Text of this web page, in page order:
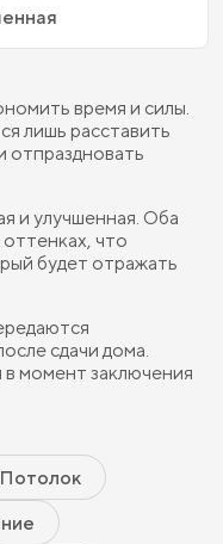
время и силы.
лишь расставить
отпраздновать
и улучшенная. Оба
что
будет отражать
сдачи дома.
момент заключения
Потолок